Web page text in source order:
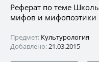
Реферат по теме
мифов и мифопоэтики
Предмет: Культурология
Добавлено:21.03.2015